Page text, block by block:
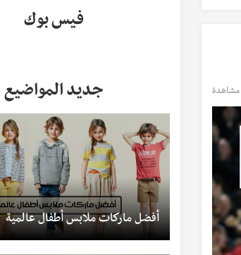
فيس بوك
جديد المواضيع
أفضل ماركات ملابس أطفال عالمية